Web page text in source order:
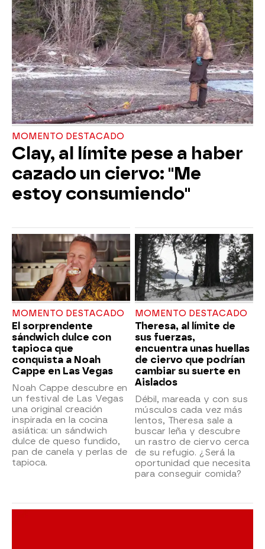
MOMENTO DESTACADO
Clay, al límite pese a haber
cazado un ciervo: "Me
estoy consumiendo"
MOMENTO DESTACADO
El sorprendente
sándwich dulce con
tapioca que
conquista a Noah
Cappe en Las Vegas
Noah Cappe descubre en
un festival de Las Vegas
una original creación
inspirada en la cocina
asiática: un sándwich
dulce de queso fundido,
pan de canela y perlas de
tapioca.
MOMENTO DESTACADO
Theresa, al límite de
sus fuerzas,
encuentra unas huellas
de ciervo que podrían
cambiar su suerte en
Aislados
Débil, mareada y con sus
músculos cada vez más
lentos, Theresa sale a
buscar leña y descubre
un rastro de ciervo cerca
de su refugio. ¿Será la
oportunidad que necesita
para conseguir comida?